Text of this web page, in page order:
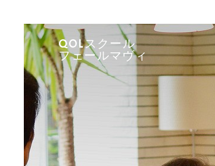
QOLスクール
フェールマヴィ